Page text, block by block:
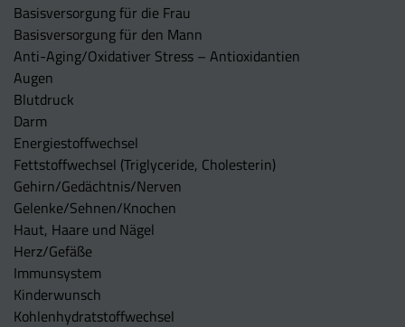
Basisversorgung für die Frau
Basisversorgung für den Mann
Anti-Aging/Oxidativer Stress – Antioxidantien
Augen
Blutdruck
Darm
Energiestoffwechsel
Fettstoffwechsel (Triglyceride, Cholesterin)
Gehirn/Gedächtnis/Nerven
Gelenke/Sehnen/Knochen
Haut, Haare und Nägel
Herz/Gefäße
Immunsystem
Kinderwunsch
Kohlenhydratstoffwechsel